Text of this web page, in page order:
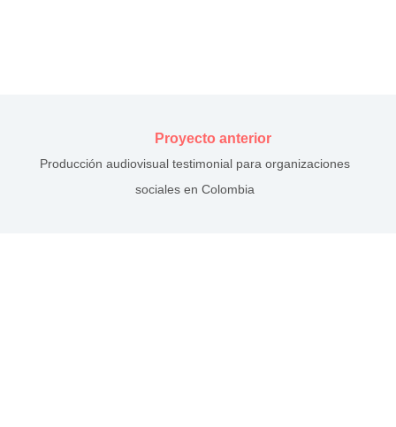
Proyecto anterior
Producción audiovisual testimonial para organizaciones
sociales en Colombia